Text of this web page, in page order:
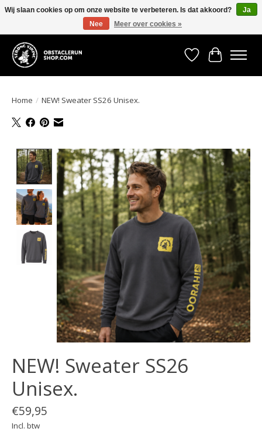
All the gear you need for your Strong Viking Obstacle Run!
Verlanglijst
Home / NEW! Sweater SS26 Unisex.
Product image slideshow Items
NEW! Sweater SS26
Unisex.
€59,95
Incl. btw
Wij slaan cookies op om onze website te verbeteren. Is dat akkoord?
Ja
Nee
Meer over cookies »